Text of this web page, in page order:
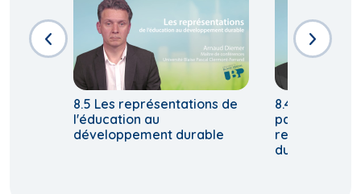
8.5 Les représentations de
l'éducation au
développement durable
8.4 Principes
parcours
relatif à un
durable